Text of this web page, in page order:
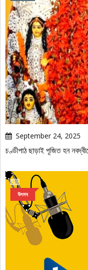
September 24, 2025
চণ্ডীপাঠ ছাড়াই পূজিত হন
উৎসব